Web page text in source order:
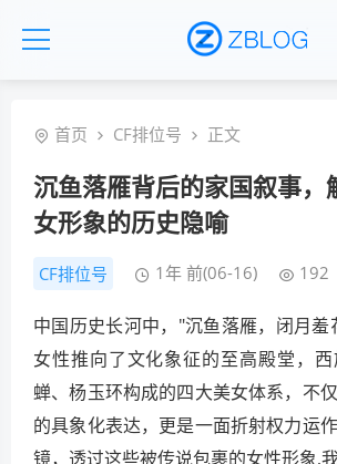
首页 CF排位号 正文
沉鱼落雁背后的家国叙事，
女形象的历史隐喻
CF排位号 1年 前(06-16) 192
中国历史长河中，"沉鱼落雁，闭月羞
女性推向了文化象征的至高殿堂，
蝉、杨玉环构成的四大美女体系，不
的具象化表达，更是一面折射权力运
镜，透过这些被传说包裹的女性形象,